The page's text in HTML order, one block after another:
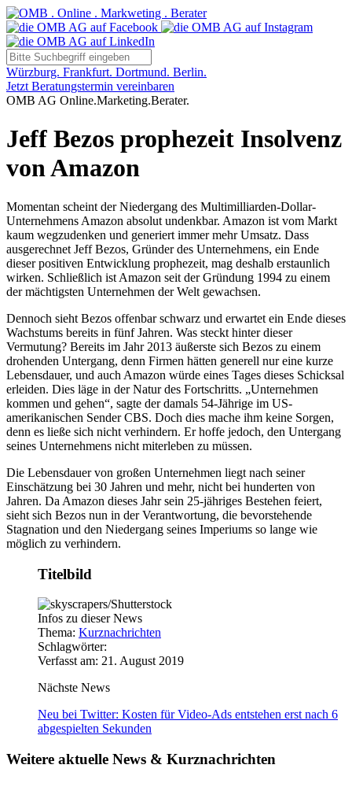
Würzburg. Frankfurt. Dortmund. Berlin.
Jetzt Beratungstermin vereinbaren
OMB AG Online.Marketing.Berater.
Jeff Bezos prophezeit Insolvenz
von Amazon
Momentan scheint der Niedergang des Multimilliarden-Dollar-
Unternehmens Amazon absolut undenkbar. Amazon ist vom Markt
kaum wegzudenken und generiert immer mehr Umsatz. Dass
ausgerechnet Jeff Bezos, Gründer des Unternehmens, ein Ende
dieser positiven Entwicklung prophezeit, mag deshalb erstaunlich
wirken. Schließlich ist Amazon seit der Gründung 1994 zu einem
der mächtigsten Unternehmen der Welt gewachsen.
Dennoch sieht Bezos offenbar schwarz und erwartet ein Ende dieses
Wachstums bereits in fünf Jahren. Was steckt hinter dieser
Vermutung? Bereits im Jahr 2013 äußerste sich Bezos zu einem
drohenden Untergang, denn Firmen hätten generell nur eine kurze
Lebensdauer, und auch Amazon würde eines Tages dieses Schicksal
erleiden. Dies läge in der Natur des Fortschritts. „Unternehmen
kommen und gehen“, sagte der damals 54-Jährige im US-
amerikanischen Sender CBS. Doch dies mache ihm keine Sorgen,
denn es ließe sich nicht verhindern. Er hoffe jedoch, den Untergang
seines Unternehmens nicht miterleben zu müssen.
Die Lebensdauer von großen Unternehmen liegt nach seiner
Einschätzung bei 30 Jahren und mehr, nicht bei hunderten von
Jahren. Da Amazon dieses Jahr sein 25-jähriges Bestehen feiert,
sieht sich Bezos nun in der Verantwortung, die bevorstehende
Stagnation und den Niedergang seines Imperiums so lange wie
möglich zu verhindern.
Titelbild
Infos zu dieser News
Thema: Kurznachrichten
Schlagwörter:
Verfasst am: 21. August 2019
Nächste News
Neu bei Twitter: Kosten für Video-Ads entstehen erst nach 6
abgespielten Sekunden
Weitere aktuelle News & Kurznachrichten